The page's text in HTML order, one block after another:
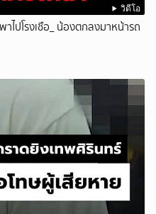
วิดีโอ
ปโรงเชือ_ น้องตกลงมาหน้ารถ